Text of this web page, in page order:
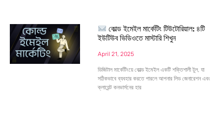
কোল্ড ইমেইল মার্কেটিং টিউটোরিয়াল: ৪টি
ইউটিউব ভিডিওতে মাস্টারি শিখুন
April 21, 2025
ডিজিটাল মার্কেটিংয়ে কোল্ড ইমেইল একটি শক্তিশালী টুল, যা
সঠিকভাবে ব্যবহার করতে পারলে আপনার লিড জেনারেশন এবং
ক্লায়েন্ট কনভার্সনের হার